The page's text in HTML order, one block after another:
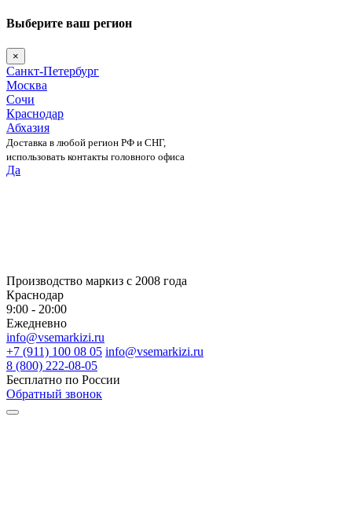
Выберите ваш регион
×
Санкт-Петербург
Москва
Сочи
Краснодар
Абхазия
Доставка в любой регион РФ и СНГ,
использовать контакты головного офиса
Да
Производство маркиз с 2008 года
Краснодар
9:00 - 20:00
Ежедневно
info@vsemarkizi.ru
+7 (911) 100 08 05 info@vsemarkizi.ru
8 (800) 222-08-05
Бесплатно по России
Обратный звонок